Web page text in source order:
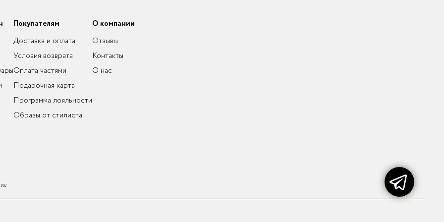
Покупателям
Доставка и оплата
Условия возврата
Оплата частями
Подарочная карта
Программа лояльности
Образы от стилиста
О компании
Отзывы
Контакты
О нас